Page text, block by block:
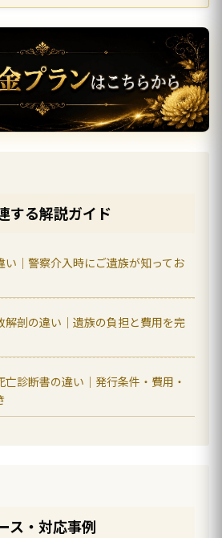
する解説ガイド
い｜警察介入時にご遺族が知ってお
解剖の違い｜遺族の負担と費用を完
亡診断書の違い｜発行条件・費用・
ス・対応事例